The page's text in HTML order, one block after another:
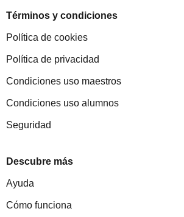
Términos y condiciones
Política de cookies
Política de privacidad
Condiciones uso maestros
Condiciones uso alumnos
Seguridad
Descubre más
Ayuda
Cómo funciona